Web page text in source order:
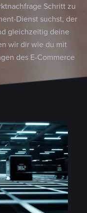
Schritt zu
Dienst suchst, der
gleichzeitig deine
wir dir wie du mit
des E-Commerce